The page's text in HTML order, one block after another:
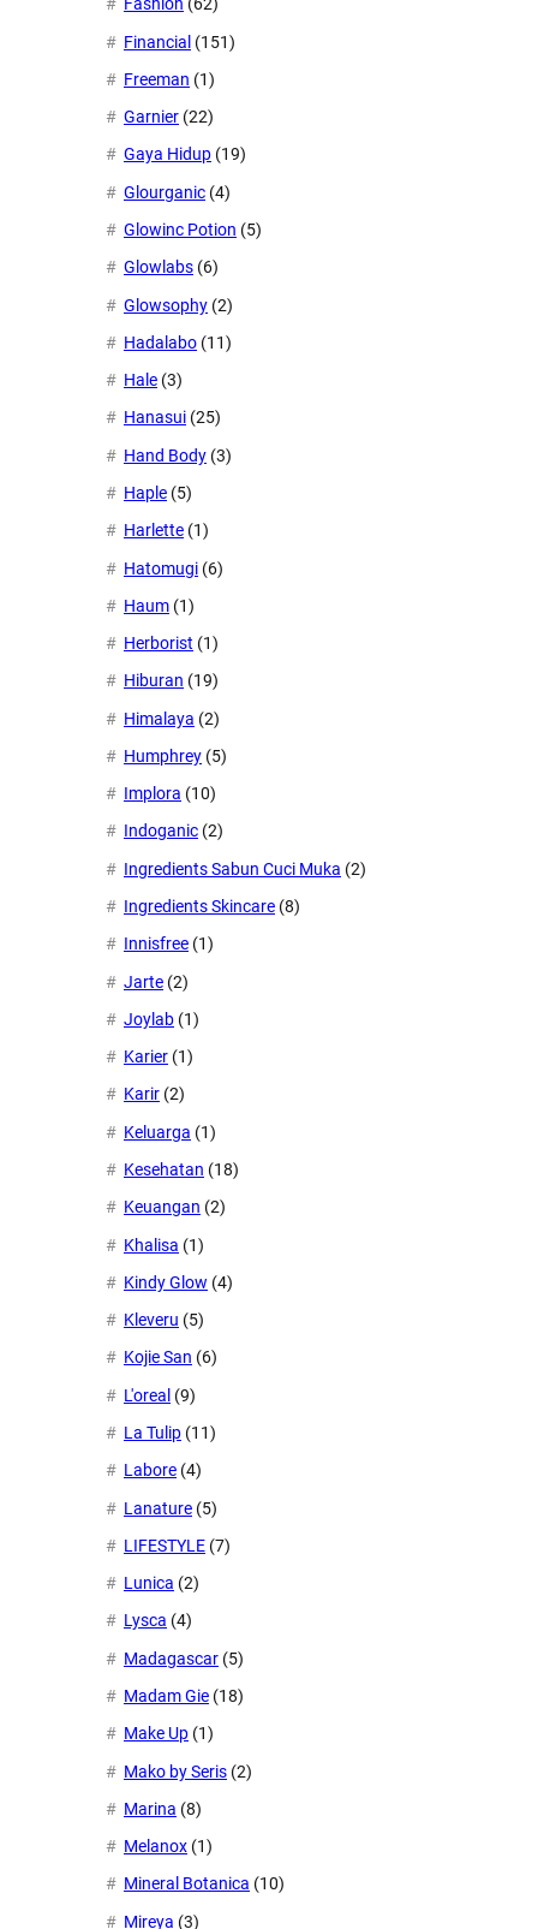
Fashion (62)
Financial (151)
Freeman (1)
Garnier (22)
Gaya Hidup (19)
Glourganic (4)
Glowinc Potion (5)
Glowlabs (6)
Glowsophy (2)
Hadalabo (11)
Hale (3)
Hanasui (25)
Hand Body (3)
Haple (5)
Harlette (1)
Hatomugi (6)
Haum (1)
Herborist (1)
Hiburan (19)
Himalaya (2)
Humphrey (5)
Implora (10)
Indoganic (2)
Ingredients Sabun Cuci Muka (2)
Ingredients Skincare (8)
Innisfree (1)
Jarte (2)
Joylab (1)
Karier (1)
Karir (2)
Keluarga (1)
Kesehatan (18)
Keuangan (2)
Khalisa (1)
Kindy Glow (4)
Kleveru (5)
Kojie San (6)
L'oreal (9)
La Tulip (11)
Labore (4)
Lanature (5)
LIFESTYLE (7)
Lunica (2)
Lysca (4)
Madagascar (5)
Madam Gie (18)
Make Up (1)
Mako by Seris (2)
Marina (8)
Melanox (1)
Mineral Botanica (10)
Mireya (3)